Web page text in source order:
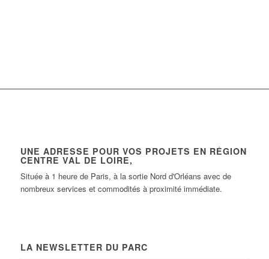
UNE ADRESSE POUR VOS PROJETS EN RÉGION
CENTRE VAL DE LOIRE,
Située à 1 heure de Paris, à la sortie Nord d'Orléans avec de
nombreux services et commodités à proximité immédiate.
LA NEWSLETTER DU PARC